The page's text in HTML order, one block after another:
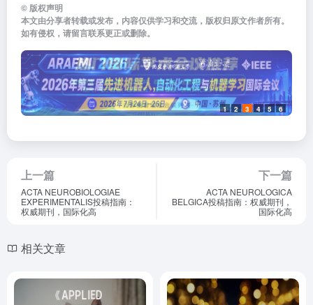
©版权声明
本文由分享者转载或发布，内容仅供学习和交流，版权归原文作者所有。
如有侵权，请留言联系更正或删除。
1 2 3 4 5 6
上一篇
ACTA NEUROBIOLOGIAE
EXPERIMENTALIS投稿指南：
权威期刊，国际化高
下一篇
ACTA NEUROLOGICA
BELGICA投稿指南：权威期刊，
国际化高
相关文章